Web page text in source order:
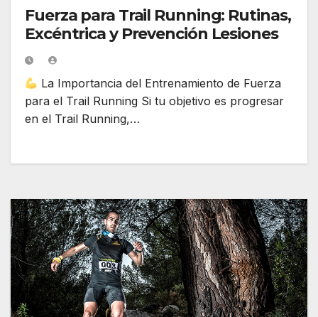
Fuerza para Trail Running: Rutinas,
Excéntrica y Prevención Lesiones
La Importancia del Entrenamiento de Fuerza
para el Trail Running Si tu objetivo es progresar
en el Trail Running,…